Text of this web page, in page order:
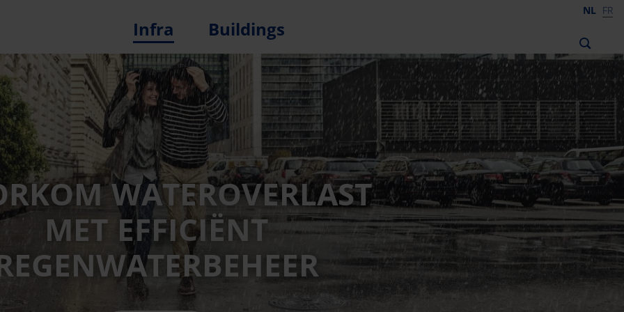
Infra Buildings
NL FR
WATEROVERLAST
MET EFFICIËNT